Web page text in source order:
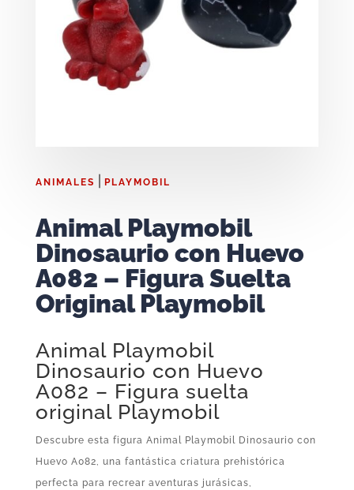
ANIMALES PLAYMOBIL
Animal Playmobil
Dinosaurio con Huevo
A082 – Figura Suelta
Original Playmobil
Animal Playmobil
Dinosaurio con Huevo
A082 – Figura suelta
original Playmobil
Descubre esta figura Animal Playmobil Dinosaurio con
Huevo A082, una fantástica criatura prehistórica
perfecta para recrear aventuras jurásicas,